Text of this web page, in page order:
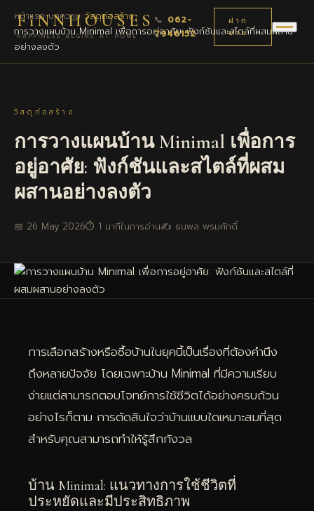
FiNNHOUSES
HAPPINESS BEGINS AT HOME
📞 062-
7946152
ฝาก
ขาย
หน้าแรก›บทความ›วัสดุก่อสร้าง›
การวางแผนบ้าน Minimal เพื่อการอยู่อาศัย: ฟังก์ชันและสไตล์ที่ผสมผสาน
อย่างลงตัว
วัสดุก่อสร้าง
การวางแผนบ้าน Minimal เพื่อการ
อยู่อาศัย: ฟังก์ชันและสไตล์ที่ผสม
ผสานอย่างลงตัว
📅 26 May 2026⏱ 1 นาทีในการอ่าน✍️ ธนพล พรมศักดิ์
การเลือกสร้างหรือซื้อบ้านในยุคนี้เป็นเรื่องที่ต้องคำนึง
ถึงหลายปัจจัย โดยเฉพาะบ้าน Minimal ที่มีความเรียบ
ง่ายแต่สามารถตอบโจทย์การใช้ชีวิตได้อย่างครบถ้วน
อย่างไรก็ตาม การตัดสินใจว่าบ้านแบบใดเหมาะสมที่สุด
สำหรับคุณสามารถทำให้รู้สึกกังวล
บ้าน Minimal: แนวทางการใช้ชีวิตที่
ประหยัดและมีประสิทธิภาพ